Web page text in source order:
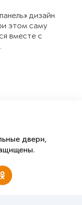
дизайн
этом саму
вместе с
двери,